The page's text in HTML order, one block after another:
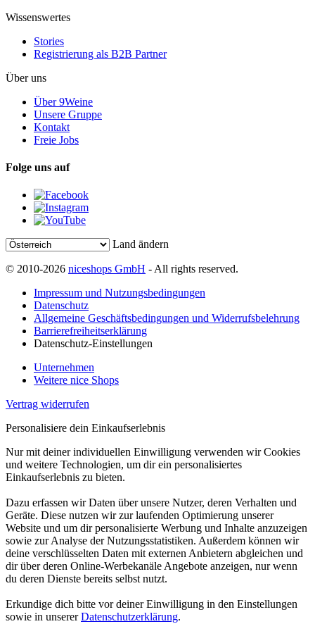
Wissenswertes
Stories
Registrierung als B2B Partner
Über uns
Über 9Weine
Unsere Gruppe
Kontakt
Freie Jobs
Folge uns auf
Land ändern
© 2010-2026 niceshops GmbH - All rights reserved.
Impressum und Nutzungsbedingungen
Datenschutz
Allgemeine Geschäftsbedingungen und Widerrufsbelehrung
Barrierefreiheitserklärung
Datenschutz-Einstellungen
Unternehmen
Weitere nice Shops
Vertrag widerrufen
Personalisiere dein Einkaufserlebnis
Nur mit deiner individuellen Einwilligung verwenden wir Cookies
und weitere Technologien, um dir ein personalisiertes
Einkaufserlebnis zu bieten.
Dazu erfassen wir Daten über unsere Nutzer, deren Verhalten und
Geräte. Diese nutzen wir zur laufenden Optimierung unserer
Website und um dir personalisierte Werbung und Inhalte anzuzeigen
sowie zur Analyse der Nutzungsstatistiken. Außerdem können wir
deine verschlüsselten Daten mit externen Anbietern abgleichen und
dir über deren Online-Werbekanäle Angebote anzeigen, nur wenn
du deren Dienste bereits selbst nutzt.
Erkundige dich bitte vor deiner Einwilligung in den Einstellungen
sowie in unsererDatenschutzerklärung.